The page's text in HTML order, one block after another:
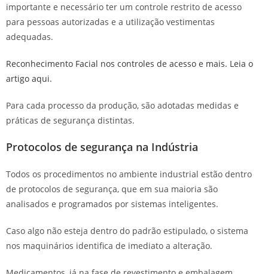
importante e necessário ter um controle restrito de acesso
para pessoas autorizadas e a utilização vestimentas
adequadas.
Reconhecimento Facial nos controles de acesso e mais. Leia o
artigo aqui.
Para cada processo da produção, são adotadas medidas e
práticas de segurança distintas.
Protocolos de segurança na Indústria
Todos os procedimentos no ambiente industrial estão dentro
de protocolos de segurança, que em sua maioria são
analisados e programados por sistemas inteligentes.
Caso algo não esteja dentro do padrão estipulado, o sistema
nos maquinários identifica de imediato a alteração.